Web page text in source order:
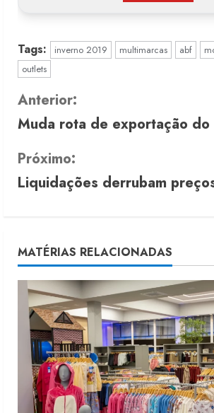
Tags: inverno 2019 multimarcas abf
outlets
C
o
n
t
n
u
e
R
Anterior:
Muda rota de exportação do
Próximo:
Liquidações derrubam
MATÉRIAS RELACIONADAS